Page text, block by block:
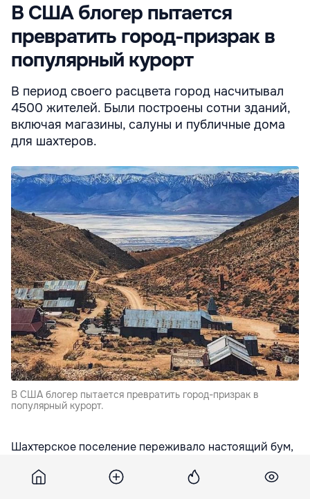
В США блогер пытается
превратить город-призрак в
популярный курорт
В период своего расцвета город насчитывал
4500 жителей. Были построены сотни зданий,
включая магазины, салуны и публичные дома
для шахтеров.
В США блогер пытается превратить город-призрак в
популярный курорт.
Шахтерское поселение переживало настоящий бум,
1800-х годах Серро-Гордо в США был